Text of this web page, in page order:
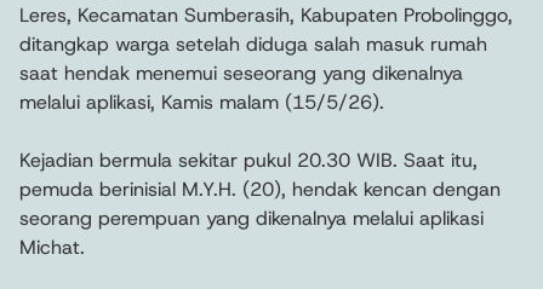
Leres, Kecamatan Sumberasih, Kabupaten Probolinggo,
ditangkap warga setelah diduga salah masuk rumah
saat hendak menemui seseorang yang dikenalnya
melalui aplikasi, Kamis malam (15/5/26).
Kejadian bermula sekitar pukul 20.30 WIB. Saat itu,
pemuda berinisial M.Y.H. (20), hendak kencan dengan
seorang perempuan yang dikenalnya melalui aplikasi
Michat.